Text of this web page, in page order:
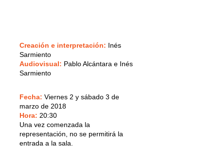
Creación e interpretación: Inés
Sarmiento
Audiovisual: Pablo Alcántara e Inés
Sarmiento
Fecha: Viernes 2 y sábado 3 de
marzo de 2018
Hora: 20:30
Una vez comenzada la
representación, no se permitirá la
entrada a la sala.